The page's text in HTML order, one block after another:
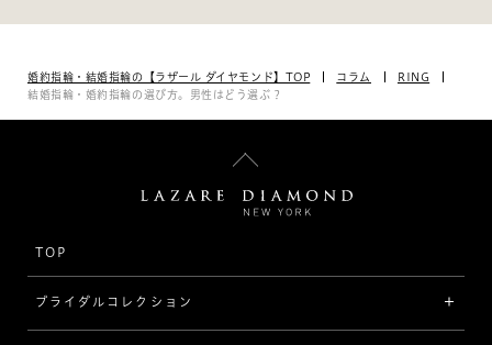
婚約指輪・結婚指輪の【ラザール ダイヤモンド】TOP コラム
RING
結婚指輪・婚約指輪の選び方。男性はどう選ぶ？
TOP
ブライダルコレクション